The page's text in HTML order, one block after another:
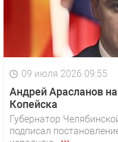
09 июля 2026 09:55
Андрей Арасланов
Копейска
Губернатор
подписал